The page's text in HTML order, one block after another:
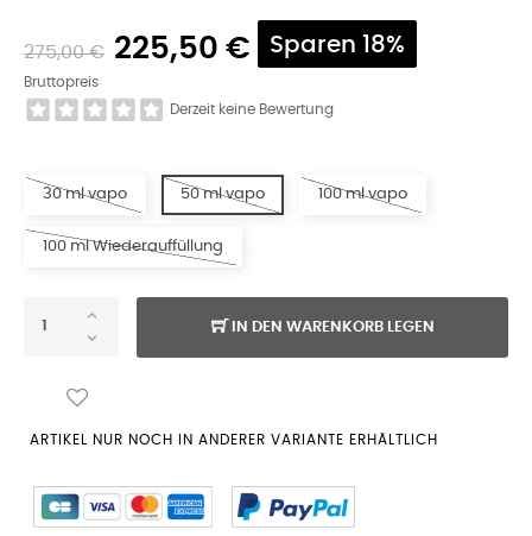
275,00 € 225,50 € Sparen 18%
Bruttopreis
Derzeit keine Bewertung
30 ml vapo 50 ml vapo 100 ml vapo
100 ml Wiederauffüllung
IN DEN WARENKORB LEGEN
ARTIKEL NUR NOCH IN ANDERER VARIANTE ERHÄLTLICH